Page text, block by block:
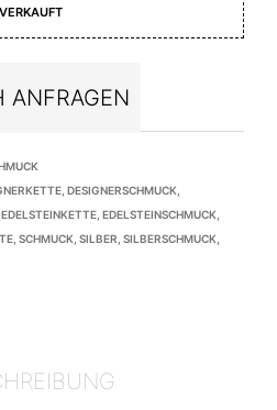
VERKAUFT
ANFRAGEN
DESIGNERSCHMUCK
EDELSTEINKETTE EDELSTEINSCHMUCK
SCHMUCK SILBER SILBERSCHMUCK